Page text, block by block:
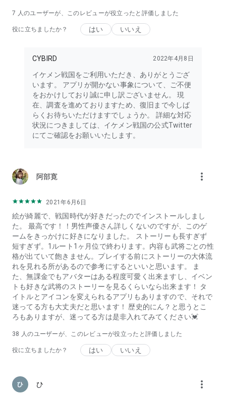
・武田信玄 (CV : 梅原裕一郎)
・猿飛佐助 (CV : 赤羽根健治)
・顕如 (CV : 新垣樽助)
・今川義元 (CV :八代 拓)
・前田慶次 (CV :沢城 千春)
・直江兼続 (CV :中川 晃教)
・帰蝶 (CV :梶 裕貴)
【公式サイト】
https://ikemen.cybird.ne.jp/title/sengoku/original/
戦国時代や武将などの世界観を持った恋愛シミュレーションゲ
ームで、人気声優のボイスとともに恋愛を体験してみたい方に
また、女性向けの恋愛漫画やアニメ、小説などのキュンキュン
するシチュエーションが好きで、ラブストーリーが読める女性
向けゲームを探している方にもぴったりです。
既にイケメンシリーズのゲームをプレイされている方だけでな
く、初めて恋愛・乙女ゲームをプレイしてみようと思っている
方にもお楽しみいただける無料ゲームです。
特に下記のような方におすすめな恋愛・乙女ゲームです。
◆恋愛・乙女ゲームが好きな方
・これまでも女性向けのゲームをプレイしており、他の恋愛ゲ
ーム・乙女ゲームを探している方
・女性向け乙女ゲームで遊んだことはあるが、よりイラストが
・推しの声優が出演する乙女ゲームをプレイしたい方
・イケメンキャラが複数登場するストーリーが好きな方
・戦国武将たちと恋愛体験ができる、女性向け乙女(おとめ)ゲ
・今までプレイしたことのある乙女（おとめ）ゲームとは違う
世界観の恋愛シュミレーションゲームを探している
7 人のユーザーが、このレビューが役立ったと評価しました
役に立ちましたか？ はい いいえ
CYBIRD 2022年4月8日
イケメン戦国をご利用いただき、ありがとうござ
います。 アプリが開かない事象について、ご不便
をおかけしており誠に申し訳ございません。 現
在、調査を進めておりますため、復旧まで今しば
らくお待ちいただけますでしょうか。 詳細な対応
状況につきましては、イケメン戦国の公式Twitter
にてご確認をお願いいたします。
阿部寛 more_vert
2021年6月6日
絵が綺麗で、戦国時代が好きだったのでインストールしまし
た。 最高です！！男性声優さん詳しくないのですが、このゲ
ームをきっかけに好きになりました。 ストーリーも長すぎず
短すぎず。1ルート1ヶ月位で終わります。内容も武将ごとの性
格が出ていて飽きません。プレイする前にストーリーの大体流
れを見れる所があるので参考にするといいと思います。 ま
た、無課金でもアバターはある程度可愛く出来ますし、イベン
トも好きな武将のストーリーを見るくらいなら出来ます！ タ
イトルとアイコンを変えられるアプリもありますので、それで
迷ってる方も大丈夫だと思います！ 歴史的にん？と思うとこ
ろもありますが、迷ってる方は是非入れてみてください💓
38 人のユーザーが、このレビューが役立ったと評価しました
役に立ちましたか？ はい いいえ
ひ more_vert